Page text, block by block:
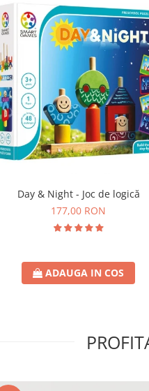
Day & Night - Joc de logică
177,00 RON
ADAUGA IN COS